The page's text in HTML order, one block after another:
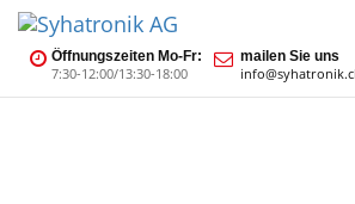
Öffnungszeiten Mo-Fr:
7:30-12:00/13:30-18:00
mailen Sie uns